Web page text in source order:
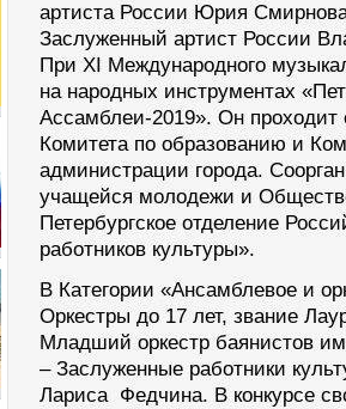
артиста России Юрия
Заслуженный артист России
При XI Международного
на народных инструментах
Ассамблеи-2019». Он проходит
Комитета по образованию и
администрации города.
учащейся молодежи и
Петербургское отделение
работников культуры».
В Категории «Ансамблевое и
Оркестры до 17 лет, звание
Младший оркестр баянистов
– Заслуженные работники
Лариса Федчина. В конкурсе